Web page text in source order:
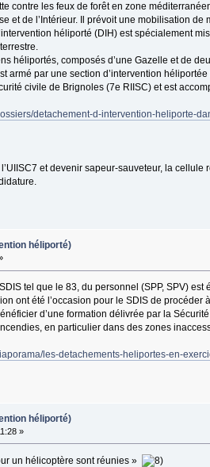
contre les feux de forêt en zone
et de l’Intérieur. Il prévoit une mobilisation de
héliporté (DIH) est spécialement
héliportés, composés d’une Gazelle et de
armé par une section d’intervention
civile de Brignoles (7e RIISC) et est
detachement-d-intervention-heliporte-
et devenir sapeur-sauveteur, la cellule
héliporté)
tel que le 83, du personnel (SPP, SPV) est
ont été l’occasion pour le SDIS de procéder
d’une formation délivrée par la
en particulier dans des zones
les-detachements-heliportes-en-
héliporté)
»
un hélicoptère sont réunies »